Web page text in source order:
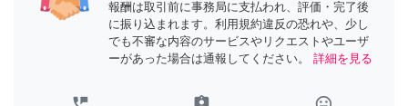
報酬は取引前に事務局に支払われ、評価・完了後
に振り込まれます。利用規約違反の恐れや、少し
でも不審な内容のサービスやリクエストやユーザ
ーがあった場合は通報してください。
詳細を見る